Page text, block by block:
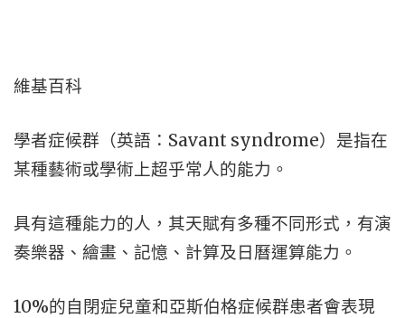
維基百科
學者症候群（英語：Savant syndrome）是指在
某種藝術或學術上超乎常人的能力。
具有這種能力的人，其天賦有多種不同形式，有演
奏樂器、繪畫、記憶、計算及日曆運算能力。
10%的自閉症兒童和亞斯伯格症候群患者會表現